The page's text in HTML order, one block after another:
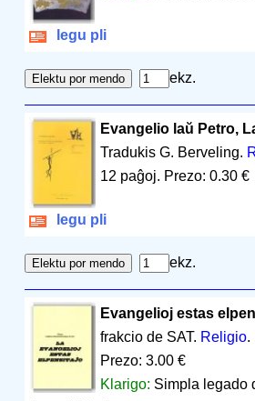
legu pli
ekz.
Evangelio laŭ Petro,
Tradukis G. Berveling.
12 paĝoj. Prezo: 0.30 €
legu pli
ekz.
Evangelioj estas
frakcio de SAT. Religio.
Prezo: 3.00 €
Klarigo: Simpla legado